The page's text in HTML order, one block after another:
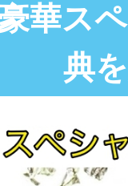
華ス
典